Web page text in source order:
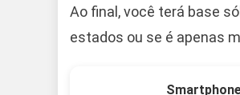
Ao final, você terá base
estados ou se é apenas